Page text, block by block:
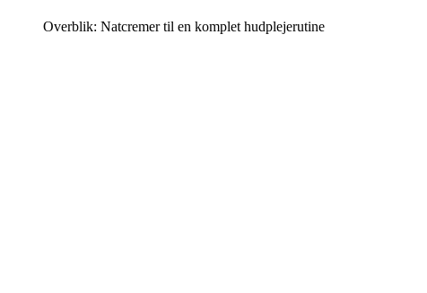
Overblik: Natcremer til en komplet hudplejerutine